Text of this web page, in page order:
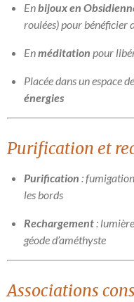
Enbijoux en
roulées) pour bénéficier
Enméditation pour
Placée dans un espace
énergies
Purification et
Purification :
les bords
Rechargement:
géode d’améthyste
Associations